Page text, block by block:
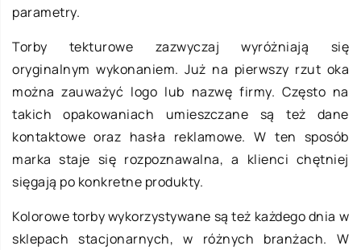
parametry.
Torby tekturowe zazwyczaj wyróżniają się
oryginalnym wykonaniem. Już na pierwszy rzut oka
można zauważyć logo lub nazwę firmy. Często na
takich opakowaniach umieszczane są też dane
kontaktowe oraz hasła reklamowe. W ten sposób
marka staje się rozpoznawalna, a klienci chętniej
sięgają po konkretne produkty.
Kolorowe torby wykorzystywane są też każdego dnia w
sklepach stacjonarnych, w różnych branżach. W